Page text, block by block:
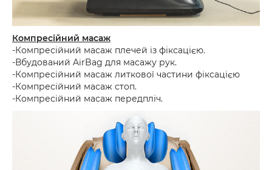
Компресійний масаж
-Компресійний масаж плечей із фіксацією.
-Вбудований AirBag для масажу рук.
-Компресійний масаж литкової частини фіксацією
-Компресійний масаж стоп.
-Компресійний масаж передпліч.